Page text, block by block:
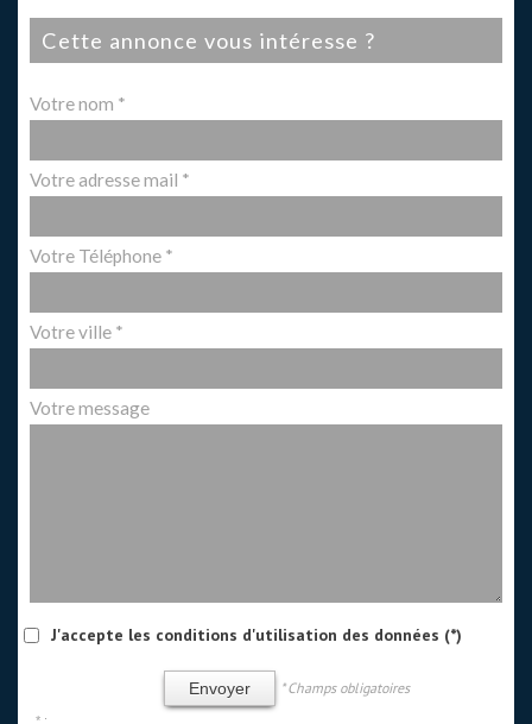
cette annonce vous intéresse ?
Votre nom *
Votre adresse mail *
Votre Téléphone *
Votre ville *
Votre message
J'accepte les conditions d'utilisation des données (*)
Envoyer * Champs obligatoires
* :